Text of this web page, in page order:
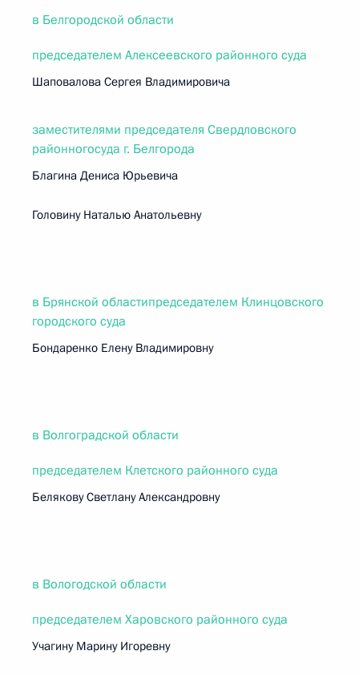
в Белгородской области
председателем Алексеевского районного суда
Шаповалова Сергея Владимировича
заместителями председателя Свердловского
районногосуда г. Белгорода
Благина Дениса Юрьевича
Головину Наталью Анатольевну
в Брянской областипредседателем Клинцовского
городского суда
Бондаренко Елену Владимировну
в Волгоградской области
председателем Клетского районного суда
Белякову Светлану Александровну
в Вологодской области
председателем Харовского районного суда
Учагину Марину Игоревну